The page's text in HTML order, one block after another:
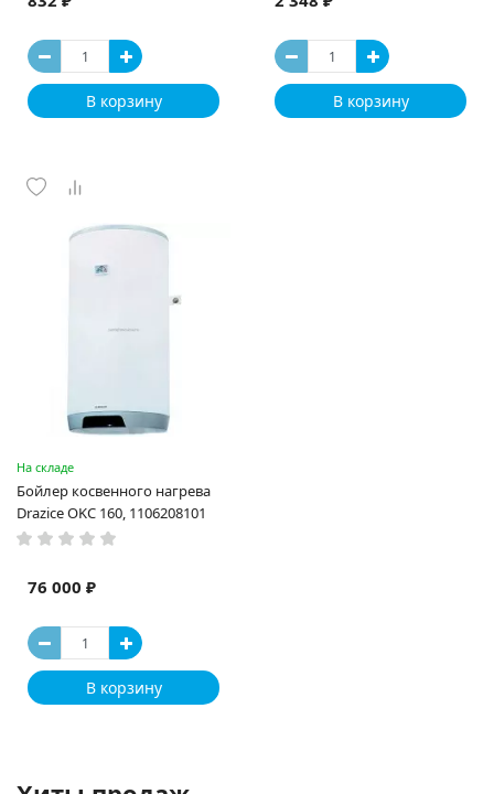
В корзину В корзину
На складе
Бойлер косвенного нагрева
Drazice OKC 160, 1106208101
76 000 ₽
В корзину